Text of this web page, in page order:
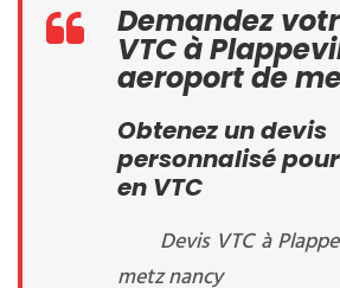
Demandez
VTC à
aeroport de
Obtenez un devis
personnalisé
en VTC
Devis VTC à
metz nancy